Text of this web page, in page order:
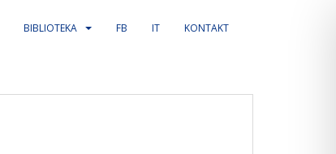
BIBLIOTEKA FB IT KONTAKT